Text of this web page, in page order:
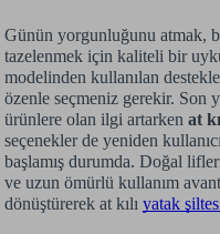
Günün yorgunluğunu atmak,
tazelenmek için kaliteli bir
modelinden kullanılan
özenle seçmeniz gerekir. Son
ürünlere olan ilgi artarken at
seçenekler de yeniden
başlamış durumda. Doğal
ve uzun ömürlü kullanım
dönüştürerek at kılı yatak